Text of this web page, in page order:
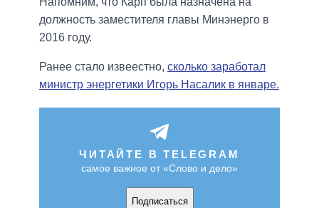
должность заместителя главы Минэнерго в
2016 году.
Ранее стало извеестно, сколько заработал
министр энергетики Игорь Насалик в январе.
ЧИТАЙТЕ В TELEGRAM
самое важное от «Слово и дело»
Подписаться